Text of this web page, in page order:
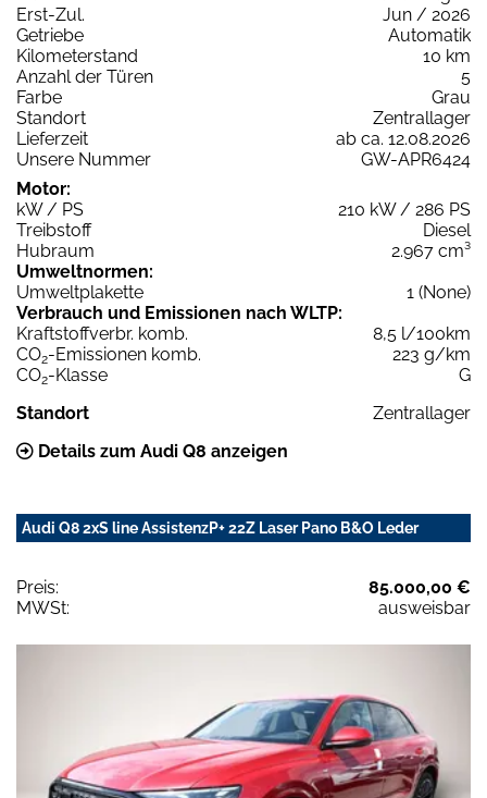
Erst-Zul.
Jun / 2026
Getriebe
Automatik
Kilometerstand
10 km
Anzahl der Türen
5
Farbe
Grau
Standort
Zentrallager
Lieferzeit
ab ca. 12.08.2026
Unsere Nummer
GW-APR6424
Motor:
kW / PS
210 kW / 286 PS
Treibstoff
Diesel
Hubraum
2.967 cm³
Umweltnormen:
Umweltplakette
1 (None)
Verbrauch und Emissionen nach WLTP:
Kraftstoffverbr. komb.
8,5 l/100km
CO2-Emissionen komb.
223 g/km
CO2-Klasse
G
Standort
Zentrallager
Details zum Audi Q8 anzeigen
Audi Q8 2xS line AssistenzP+ 22Z Laser Pano B&O Leder
Preis:
85.000,00 €
MWSt:
ausweisbar